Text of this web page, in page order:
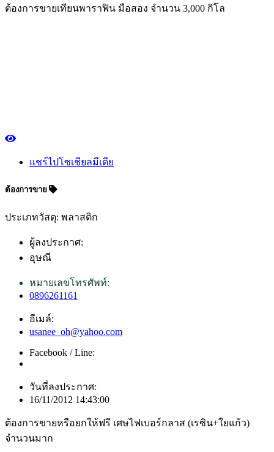
ต้องการขายเทียนพาราฟิน มือสอง จำนวน 3,000 กิโล
แชร์ไปโซเชียลมีเดีย
ต้องการขาย
ประเภทวัสดุ: พลาสติก
ผู้ลงประกาศ:
อุษณี
หมายเลขโทรศัพท์:
0896261161
อีเมล์:
usanee_oh@yahoo.com
Facebook / Line:
วันที่ลงประกาศ:
16/11/2012 14:43:00
ต้องการขายหรือยกให้ฟรี เศษไฟเบอร์กลาส (เรซิน+ใยแก้ว)
จำนวนมาก